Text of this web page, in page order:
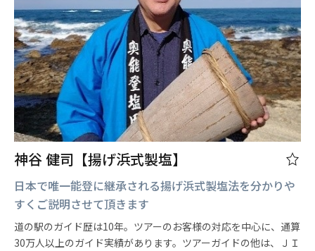
神谷 健司【揚げ浜式製塩】
日本で唯一能登に継承される揚げ浜式製塩法を分かりや
すくご説明させて頂きます
道の駅のガイド歴は10年。ツアーのお客様の対応を中心に、通算
30万人以上のガイド実績があります。ツアーガイドの他は、ＪＩ